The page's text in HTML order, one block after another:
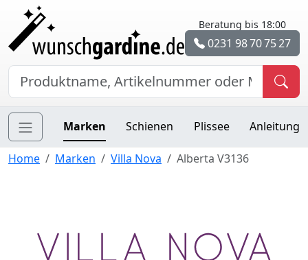
Beratung bis 18:00
0231 98 70 75 27
Marken Schienen Plissee Anleitung
Home Marken Villa Nova Alberta V3136